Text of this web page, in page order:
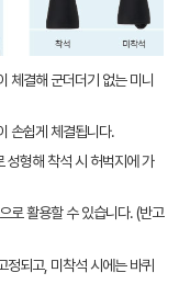
체결해 군더더기 없는 미니
손쉽게 체결됩니다.
형해 착석 시 허벅지에 가
로 활용할 수 있습니다. (반고
되고, 미착석 시에는 바퀴